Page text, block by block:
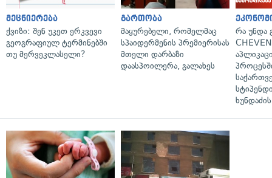
მეცნიერება
ქვიზი: შენ უკეთ ერკვევი
გეოგრაფიულ ტერმინებში
თუ მერვეკლასელი?
გართობა
მაყურებელი, რომელმაც
სპაიდერმენის პრემიერისას
მთელი დარბაზი
დაასპოილერა, გალახეს
რა უნდა